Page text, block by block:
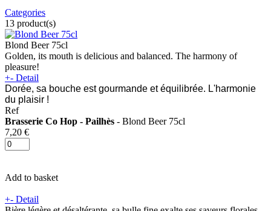
Categories
13 product(s)
Blond Beer 75cl
Golden, its mouth is delicious and balanced. The harmony of
pleasure!
+- Detail
Dorée, sa bouche est gourmande et équilibrée. L'harmonie
du plaisir !
Ref
Brasserie Co Hop - Pailhès - Blond Beer 75cl
7,20 €
Add to basket
+- Detail